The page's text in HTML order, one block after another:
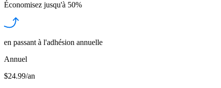
Économisez jusqu'à 50%
en passant à l'adhésion annuelle
Annuel
$24.99/an